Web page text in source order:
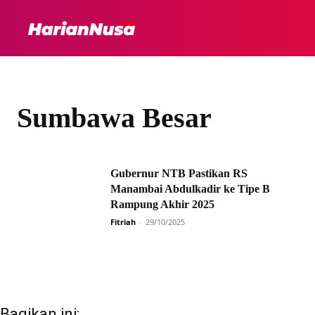
Sumbawa Besar
Gubernur NTB Pastikan RS
Manambai Abdulkadir ke Tipe B
Rampung Akhir 2025
Fitriah - 29/10/2025